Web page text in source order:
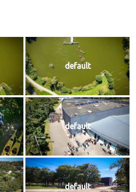
default
default
default